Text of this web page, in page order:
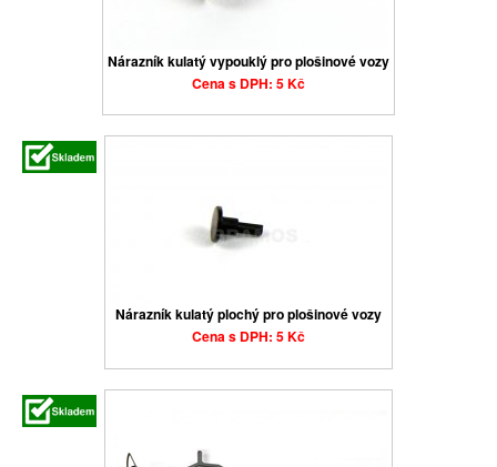
Nárazník kulatý vypouklý pro plošinové vozy
Cena s DPH: 5 Kč
Nárazník kulatý plochý pro plošinové vozy
Cena s DPH: 5 Kč